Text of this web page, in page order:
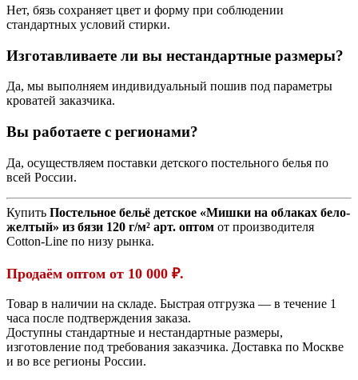
Нет, бязь сохраняет цвет и форму при соблюдении
стандартных условий стирки.
Изготавливаете ли вы нестандартные размеры?
Да, мы выполняем индивидуальный пошив под параметры
кроватей заказчика.
Вы работаете с регионами?
Да, осуществляем поставки детского постельного белья по
всей России.
Купить Постельное бельё детское «Мишки на облаках бело-
желтый» из бязи 120 г/м² арт. оптом от производителя
Cotton-Line по низу рынка.
Продаём оптом от 10 000 ₽.
Товар в наличии на складе. Быстрая отгрузка — в течение 1
часа после подтверждения заказа.
Доступны стандартные и нестандартные размеры,
изготовление под требования заказчика. Доставка по Москве
и во все регионы России.